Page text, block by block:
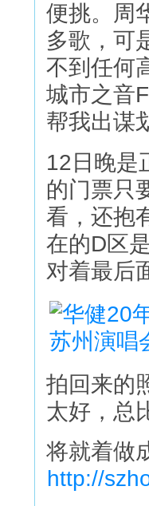
便挑。周
多歌，可
不到任何
城市之音
帮我出谋
12日晚是
的门票只
看，还抱
在的D区
对着最后
拍回来的
太好，总
将就着做
http://